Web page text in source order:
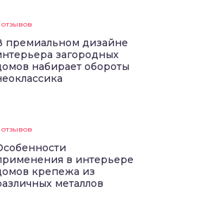
отзывов
премиальном дизайне
загородных
набирает обороты
отзывов
в интерьере
крепежа из
металлов